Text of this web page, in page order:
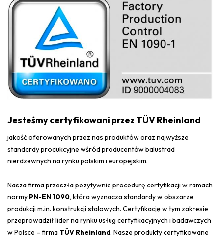
Jesteśmy certyfikowani przez TÜV Rheinland
jakość oferowanych przez nas produktów oraz najwyższe
standardy produkcyjne wśród producentów balustrad
nierdzewnych na rynku polskim i europejskim.
Nasza firma przeszła pozytywnie procedurę certyfikacji w ramach
normy PN-EN 1090, która wyznacza standardy w obszarze
produkcji m.in. konstrukcji stalowych. Certyfikację w tym zakresie
przeprowadził lider na rynku usług certyfikacyjnych i badawczych
w Polsce – firma TÜV Rheinland. Nasze produkty certyfikowane